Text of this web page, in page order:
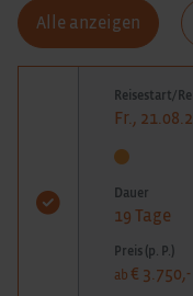
Alle anzeigen
Reisestart/
Fr.,
Dauer
19 Tage
Preis (p. P.)
ab € 3.750,-